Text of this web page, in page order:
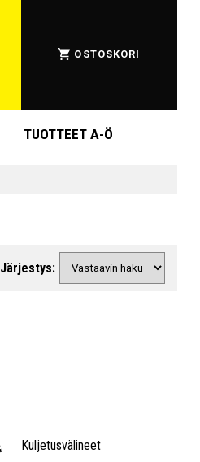
OSTOSKORI
TUOTTEET A-Ö
Järjestys:
Kuljetusvälineet